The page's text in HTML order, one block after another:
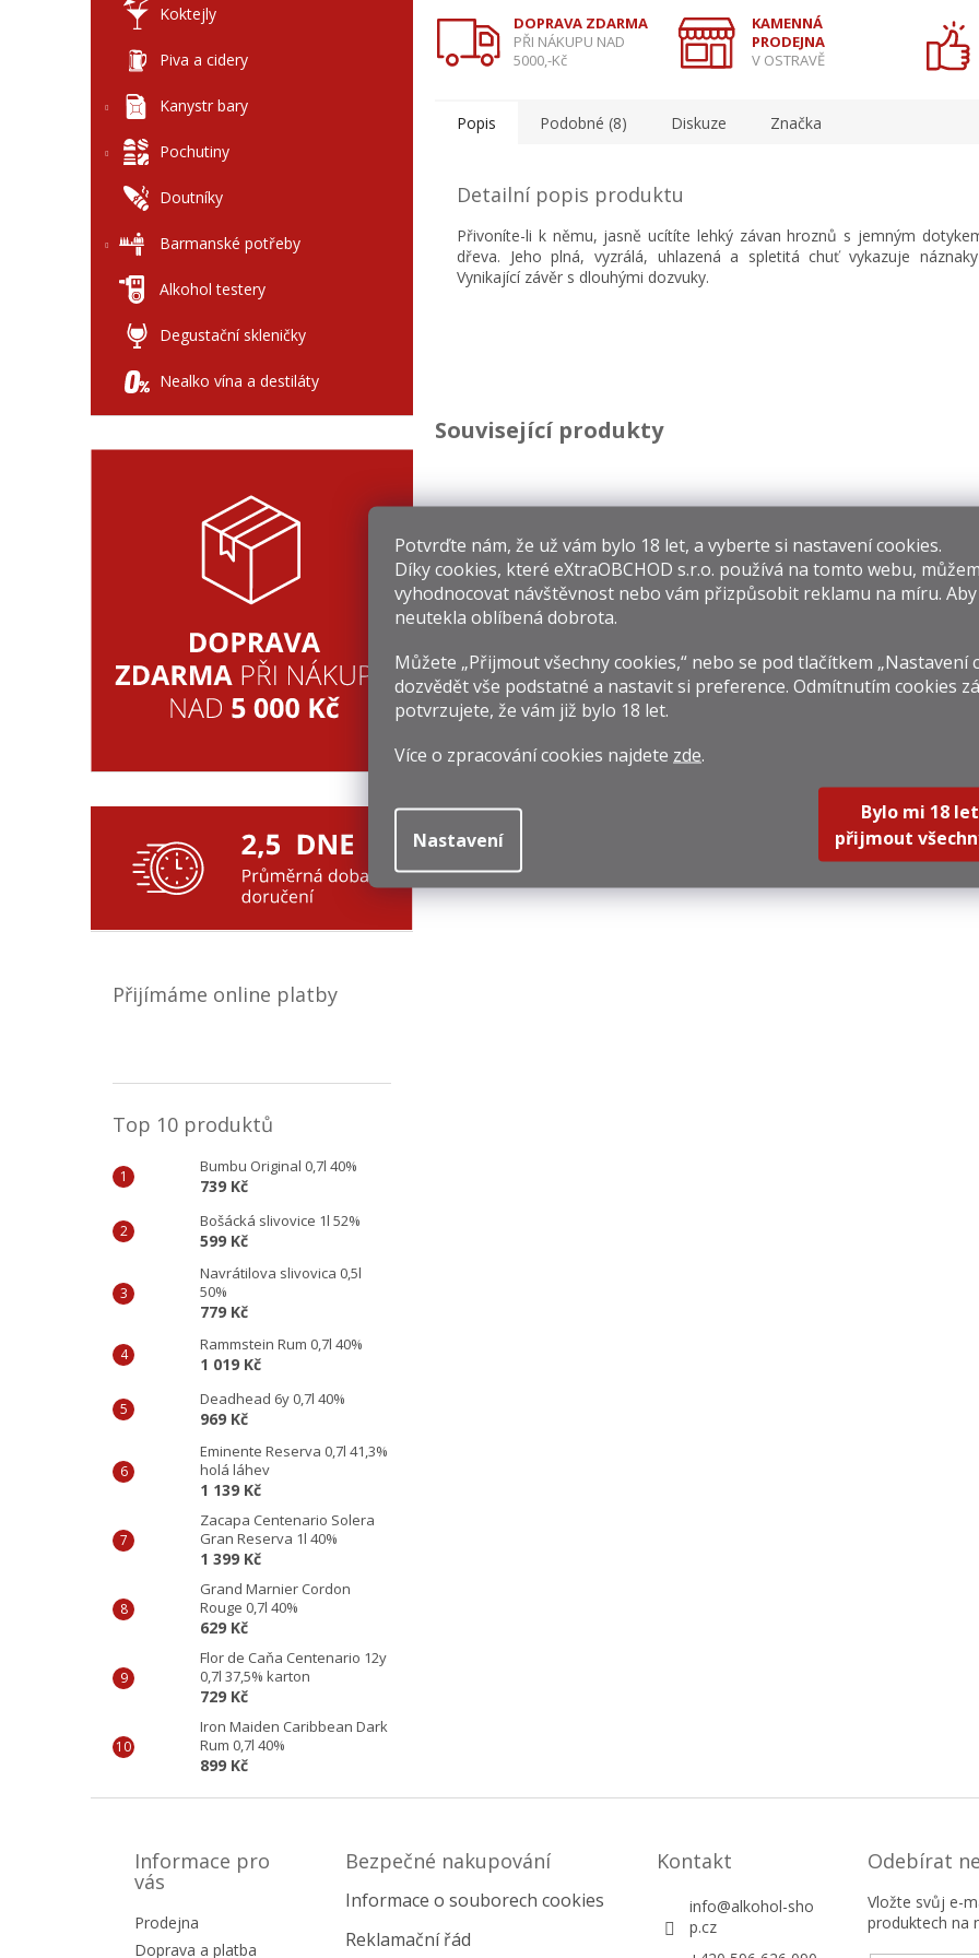
Potvrďte nám​​, že už vám bylo 18 let, a vyberte si nastavení cookies.
Díky cookies, které eXtraOBCHOD s.r.o. používá na tomto webu,
vyhodnocovat návštěvnost nebo vám přizpůsobit reklamu na míru. Aby
neutekla oblíbená dobrota.
Můžete „Přijmout všechny cookies,“ nebo se pod tlačítkem „Nastavení
dozvědět vše podstatné a nastavit si preference. Odmítnutím cookies
potvrzujete, že vám již bylo 18 let.
Více o zpracování cookies najdete zde.
Nastavení
Bylo mi 18
přijmout
Koktejly
Piva a cidery
Kanystr bary
Pochutiny
Doutníky
Barmanské potřeby
Alkohol testery
Degustační skleničky
Nealko vína a destiláty
Přijímáme online platby
Top 10 produktů
Bumbu Original 0,7l 40%
739 Kč
Bošácká slivovice 1l 52%
599 Kč
Navrátilova slivovica 0,5l
50%
779 Kč
Rammstein Rum 0,7l 40%
1 019 Kč
Deadhead 6y 0,7l 40%
969 Kč
Eminente Reserva 0,7l 41,3%
holá láhev
1 139 Kč
Zacapa Centenario Solera
Gran Reserva 1l 40%
1 399 Kč
Grand Marnier Cordon
Rouge 0,7l 40%
629 Kč
Flor de Caňa Centenario 12y
0,7l 37,5% karton
729 Kč
Iron Maiden Caribbean Dark
Rum 0,7l 40%
899 Kč
DOPRAVA ZDARMA
PŘI NÁKUPU NAD
5000,-Kč
KAMENNÁ
PRODEJNA
V OSTRAVĚ
Popis Podobné (8) Diskuze Značka
Detailní popis produktu
Přivoníte-li k němu, jasně ucítíte lehký závan hroznů s jemným
dřeva. Jeho plná, vyzrálá, uhlazená a spletitá chuť vykazuje
Vynikající závěr s dlouhými dozvuky.
Související produkty
Metaxa 12* Zeus
849 Kč
Měrná
cena:
1 212,86 Kč / 1 l
Carlos I Brandy
699 Kč
Měrná
869
Měrná
Informace pro
vás
Prodejna
Doprava a platba
Bezpečné nakupování
Informace o souborech cookies
Reklamační řád
Kontakt
info@alkohol-sho
p.cz
Odebírat
Vložte svůj e-
produktech na